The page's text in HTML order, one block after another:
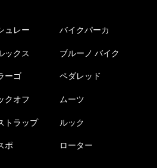
ュレー バイクパーカ
ックス ブルーノ バイク
ーゴ ペダレッド
クオフ ムーツ
トラップ ルック
ポ ローター